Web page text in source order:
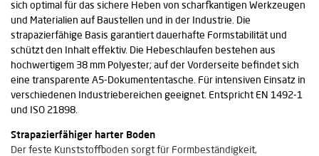
sich optimal für das sichere Heben von scharfkantigen Werkzeugen
und Materialien auf Baustellen und in der Industrie. Die
strapazierfähige Basis garantiert dauerhafte Formstabilität und
schützt den Inhalt effektiv. Die Hebeschlaufen bestehen aus
hochwertigem 38 mm Polyester; auf der Vorderseite befindet sich
eine transparente A5-Dokumententasche. Für intensiven Einsatz in
verschiedenen Industriebereichen geeignet. Entspricht EN 1492-1
und ISO 21898.
Strapazierfähiger harter Boden
Der feste Kunststoffboden sorgt für Formbeständigkeit,